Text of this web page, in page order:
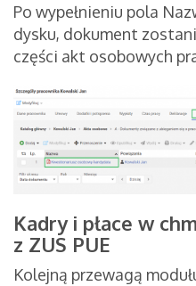
Po wypełnieniu pola
dysku, dokument
części akt osobowych
Kadry i płace w
z ZUS PUE
Kolejną przewagą